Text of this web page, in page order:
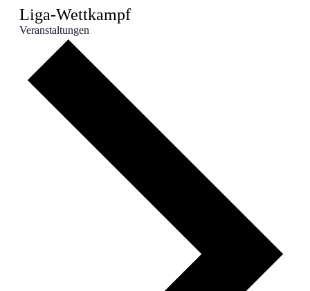
Liga-Wettkampf
Veranstaltungen